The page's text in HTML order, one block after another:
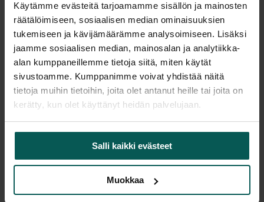
Käytämme evästeitä tarjoamamme sisällön ja mainosten
räätälöimiseen, sosiaalisen median ominaisuuksien
tukemiseen ja kävijämäärämme analysoimiseen. Lisäksi
jaamme sosiaalisen median, mainosalan ja analytiikka-
alan kumppaneillemme tietoja siitä, miten käytät
sivustoamme. Kumppanimme voivat yhdistää näitä
tietoja muihin tietoihin, joita olet antanut heille tai joita on
kerätty, kun olet käyttänyt heidän palvelujaan.
Salli kaikki evästeet
Muokkaa
Tampere: Tuotetta on varastossa 0 kpl (voit tilata myymälään,
veloitamme mahdollisesti siirtomaksun)
Tulosta tuotekortti
Tuotekuvaus